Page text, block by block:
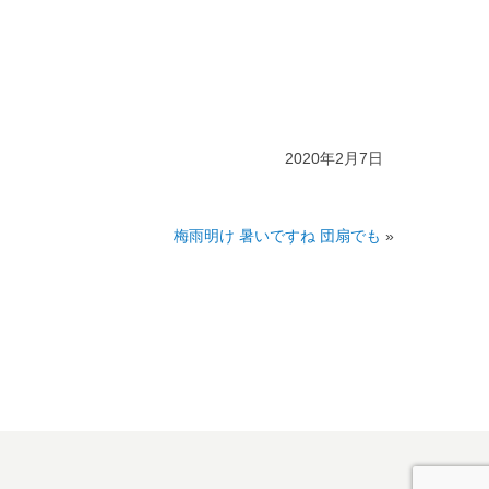
2020年2月7日
梅雨明け 暑いですね 団扇でも »